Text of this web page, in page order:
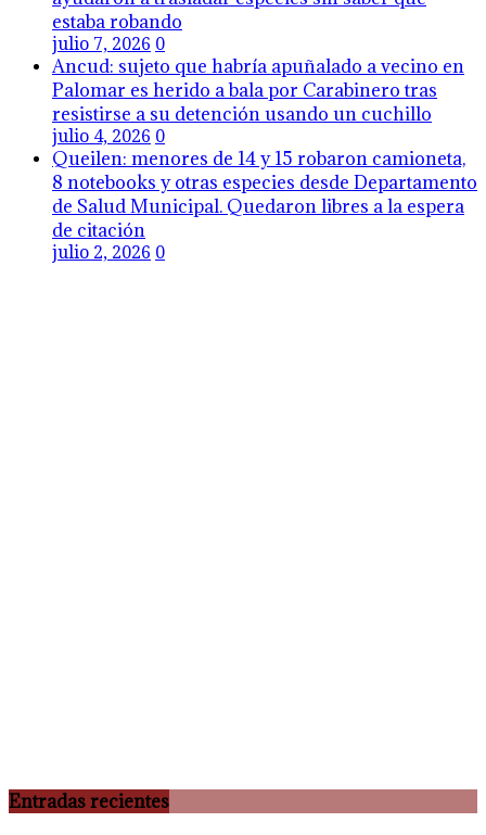
estaba robando
julio 7, 2026 0
Ancud: sujeto que habría apuñalado a vecino en
Palomar es herido a bala por Carabinero tras
resistirse a su detención usando un cuchillo
julio 4, 2026 0
Queilen: menores de 14 y 15 robaron camioneta,
8 notebooks y otras especies desde Departamento
de Salud Municipal. Quedaron libres a la espera
de citación
julio 2, 2026 0
Entradas recientes